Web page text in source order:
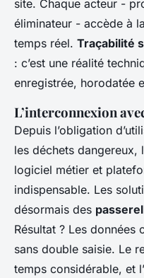
site. Chaque acteur -
éliminateur - accède à
temps réel. Traçabilité
: c’est une réalité
enregistrée, horodatée
L’interconnexion
Depuis l’obligation
les déchets
logiciel métier et
indispensable. Les
désormais des
Résultat ? Les données
sans double saisie. Le
temps considérable, et